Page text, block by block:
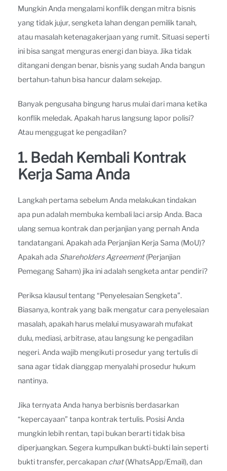
Mungkin Anda mengalami konflik dengan mitra bisnis
yang tidak jujur, sengketa lahan dengan pemilik tanah,
atau masalah ketenagakerjaan yang rumit. Situasi seperti
ini bisa sangat menguras energi dan biaya. Jika tidak
ditangani dengan benar, bisnis yang sudah Anda bangun
bertahun-tahun bisa hancur dalam sekejap.
Banyak pengusaha bingung harus mulai dari mana ketika
konflik meledak. Apakah harus langsung lapor polisi?
Atau menggugat ke pengadilan?
1. Bedah Kembali Kontrak
Kerja Sama Anda
Langkah pertama sebelum Anda melakukan tindakan
apa pun adalah membuka kembali laci arsip Anda. Baca
ulang semua kontrak dan perjanjian yang pernah Anda
tandatangani. Apakah ada Perjanjian Kerja Sama (MoU)?
Apakah ada Shareholders Agreement(Perjanjian
Pemegang Saham) jika ini adalah sengketa antar pendiri?
Periksa klausul tentang “Penyelesaian Sengketa”.
Biasanya, kontrak yang baik mengatur cara penyelesaian
masalah, apakah harus melalui musyawarah mufakat
dulu, mediasi, arbitrase, atau langsung ke pengadilan
negeri. Anda wajib mengikuti prosedur yang tertulis di
sana agar tidak dianggap menyalahi prosedur hukum
nantinya.
Jika ternyata Anda hanya berbisnis berdasarkan
“kepercayaan” tanpa kontrak tertulis. Posisi Anda
mungkin lebih rentan, tapi bukan berarti tidak bisa
diperjuangkan. Segera kumpulkan bukti-bukti lain seperti
bukti transfer, percakapan chat(WhatsApp/Email), dan